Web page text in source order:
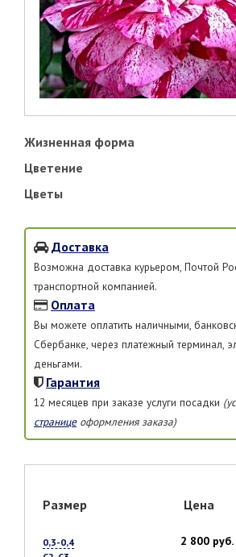
Жизненная форма
Цветение
Цветы
Доставка
Возможна доставка курьером, Почтой
транспортной компанией.
Оплата
Вы можете оплатить наличными,
Сбербанке, через платежный терминал,
деньгами.
Гарантия
12 месяцев при заказе услуги посадки
страницеоформления заказа)
Размер Цена
0,3-0,4
2 800 руб.